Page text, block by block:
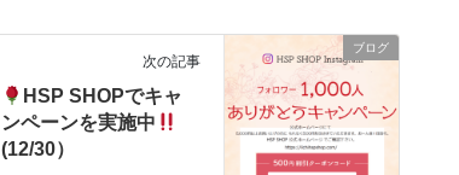
ブログ
次の記事
HSP SHOPでキャ
ンペーンを実施中
(12/30）